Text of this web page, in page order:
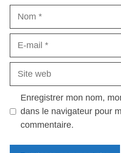
Nom
Site
Enregistrer mon nom,
dans le navigateur pour
commentaire.